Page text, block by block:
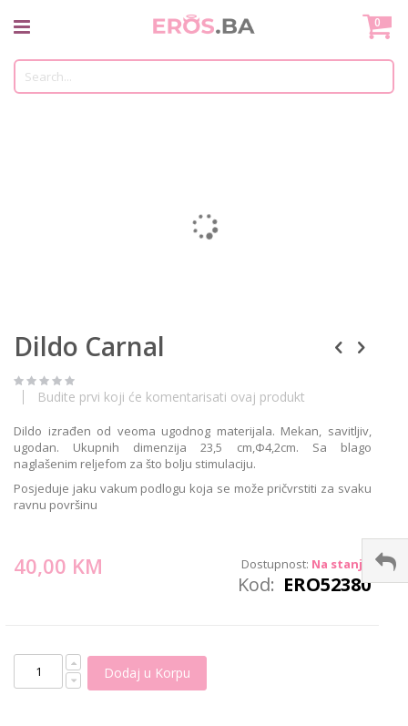
to
0
Dildo Carnal
Budite prvi koji će komentarisati ovaj produkt
Dildo izrađen od veoma ugodnog materijala. Mekan, savitljiv,
ugodan. Ukupnih dimenzija 23,5 cm,Φ4,2cm. Sa blago
naglašenim reljefom za što bolju stimulaciju.
Posjeduje jaku vakum podlogu koja se može pričvrstiti za svaku
ravnu površinu
40,00 KM Dostupnost: Na stanju
Kod ERO52380
Dodaj u Korpu
to
the
of
the
gallery